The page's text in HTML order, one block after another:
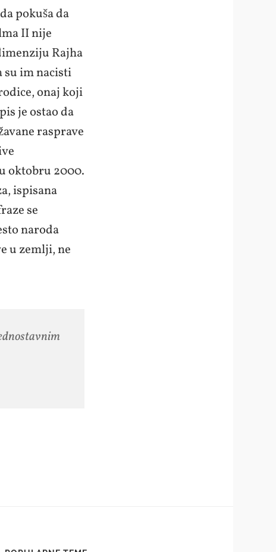
pokuša da
II nije
Rajha
su im nacisti
onaj koji
je ostao da
rasprave
oktobru 2000.
ispisana
se
naroda
u zemlji, ne